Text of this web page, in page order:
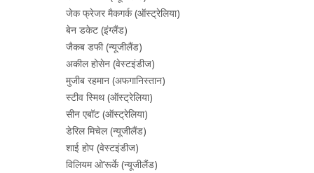
जेक फ्रेजर मैकगर्क (ऑस्ट्रेलिया)
बेन डकेट (इंग्लैंड)
जैकब डफी (न्यूजीलैंड)
अकील होसेन (वेस्टइंडीज)
मुजीब रहमान (अफगानिस्तान)
स्टीव स्मिथ (ऑस्ट्रेलिया)
सीन एबॉट (ऑस्ट्रेलिया)
डेरिल मिचेल (न्यूजीलैंड)
शाई होप (वेस्टइंडीज)
विलियम ओ’रूर्के (न्यूजीलैंड)